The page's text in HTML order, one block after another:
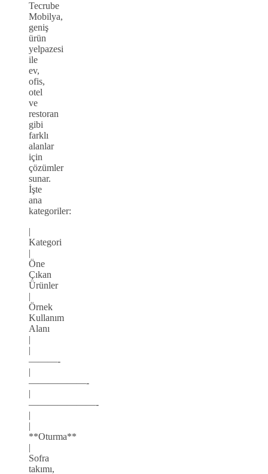
Tecrube
Mobilya,
geniş
ürün
yelpazesi
ile
ev,
ofis,
otel
ve
restoran
gibi
farklı
alanlar
için
çözümler
sunar.
İşte
ana
kategoriler:
|
Kategori
|
Öne
Çıkan
Ürünler
|
Örnek
Kullanım
Alanı
|
|
———-
|
——————-
|
———————-
|
|
**Oturma**
|
Sofra
takımı,